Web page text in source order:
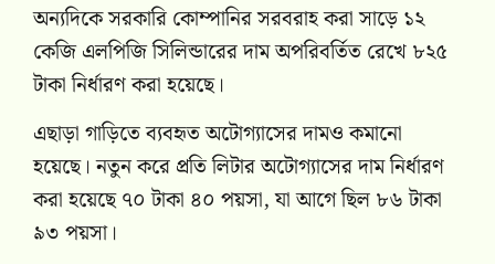
অন্যদিকে সরকারি কোম্পানির সরবরাহ করা সাড়ে ১২
কেজি এলপিজি সিলিন্ডারের দাম অপরিবর্তিত রেখে ৮২৫
টাকা নির্ধারণ করা হয়েছে।
এছাড়া গাড়িতে ব্যবহৃত অটোগ্যাসের দামও কমানো
হয়েছে। নতুন করে প্রতি লিটার অটোগ্যাসের দাম নির্ধারণ
করা হয়েছে ৭০ টাকা ৪০ পয়সা, যা আগে ছিল ৮৬ টাকা
৯৩ পয়সা।